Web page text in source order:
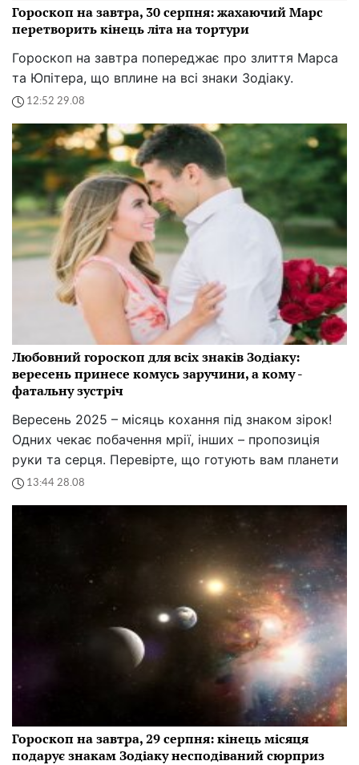
Гороскоп на завтра, 30 серпня: жахаючий Марс
перетворить кінець літа на тортури
Гороскоп на завтра попереджає про злиття Марса
та Юпітера, що вплине на всі знаки Зодіаку.
12:52 29.08
Любовний гороскоп для всіх знаків Зодіаку:
вересень принесе комусь заручини, а кому -
фатальну зустріч
Вересень 2025 – місяць кохання під знаком зірок!
Одних чекає побачення мрії, інших – пропозиція
руки та серця. Перевірте, що готують вам планети
13:44 28.08
Гороскоп на завтра, 29 серпня: кінець місяця
подарує знакам Зодіаку несподіваний сюрприз